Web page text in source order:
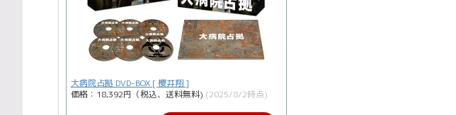
大病院占拠 DVD-BOX [ 櫻井翔 ]
価格：18,392円（税込、送料無料) (2025/8/2時点)